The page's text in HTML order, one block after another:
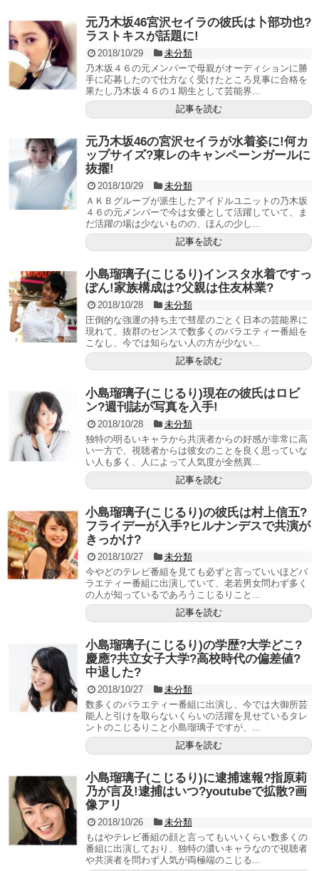
元乃木坂46宮沢セイラの彼氏は卜部功也?
ラストキスが話題に!
2018/10/29
未分類
乃木坂４６の元メンバーで母親がオーディションに勝
手に応募したので仕方なく受けたところ見事に合格を
果たし乃木坂４６の１期生として芸能界...
記事を読む
元乃木坂46の宮沢セイラが水着姿に!何カ
ップサイズ?東レのキャンペーンガールに
抜擢!
2018/10/29
未分類
ＡＫＢグループが派生したアイドルユニットの乃木坂
４６の元メンバーで今は女優として活躍していて、ま
だ活躍の場は少ないものの、ほんの少し...
記事を読む
小島瑠璃子(こじるり)インスタ水着ですっ
ぽん!家族構成は?父親は住友林業?
2018/10/28
未分類
圧倒的な強運の持ち主で彗星のごとく日本の芸能界に
現れて、抜群のセンスで数多くのバラエティー番組を
こなし、今では知らない人の方が少ない...
記事を読む
小島瑠璃子(こじるり)現在の彼氏はロビ
ン?週刊誌が写真を入手!
2018/10/28
未分類
独特の明るいキャラから共演者からの好感が非常に高
い一方で、視聴者からは彼女のことを良く思っていな
い人も多く、人によって人気度が全然異...
記事を読む
小島瑠璃子(こじるり)の彼氏は村上信五?
フライデーが入手?ヒルナンデスで共演が
きっかけ?
2018/10/27
未分類
今やどのテレビ番組を見ても必ずと言っていいほどバ
ラエティー番組に出演していて、老若男女問わず多く
の人が知っているであろうこじるりこと...
記事を読む
小島瑠璃子(こじるり)の学歴?大学どこ?
慶應?共立女子大学?高校時代の偏差値?
中退した?
2018/10/27
未分類
数多くのバラエティー番組に出演し、今では大御所芸
能人と引けを取らないくらいの活躍を見せているタレ
ントのこじるりこと小島瑠璃子ですが、...
記事を読む
小島瑠璃子(こじるり)に逮捕速報?指原莉
乃が言及!逮捕はいつ?youtubeで拡散?画
像アリ
2018/10/26
未分類
もはやテレビ番組の顔と言ってもいいくらい数多くの
番組に出演しており、独特の濃いキャラなので視聴者
や共演者を問わず人気が両極端のこじる...